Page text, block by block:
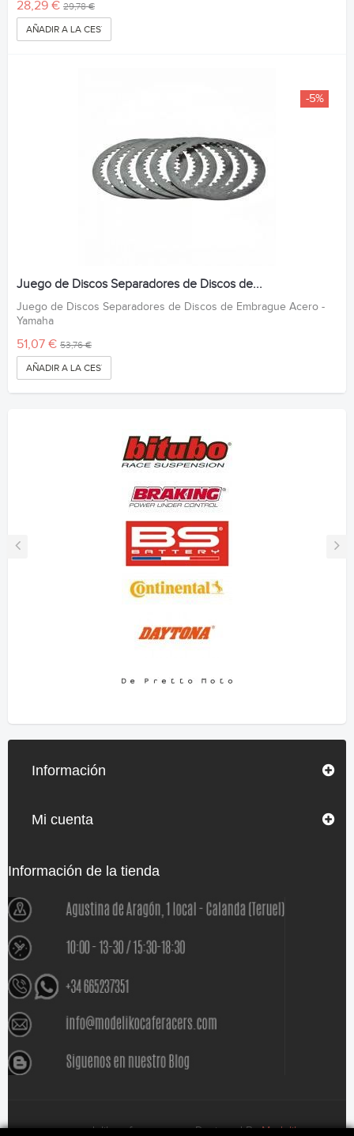
28,29 € 29,78 €
AÑADIR A LA CESTA
-5%
Juego de Discos Separadores de Discos de...
Juego de Discos Separadores de Discos de Embrague Acero -
Yamaha
51,07 € 53,76 €
AÑADIR A LA CESTA
Información
Mi cuenta
Información de la tienda
www.modelikocaferacers.com Designed By Modeliko